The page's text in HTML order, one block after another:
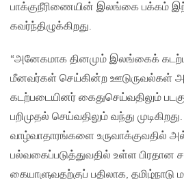
பாக்குநீரிணையின் இலங்கை பக்கம்
கவர்ந்திழுக்கிறது.
“அனேகமாக தினமும் இலங்கைக்
மீனவர்கள் செய்கின்ற
கடற்படையினர் கைதுசெய்வதிலும்
பறிமுதல் செய்வதிலும் வந்து
வாழ்வாதாரங்களை உருவாக்குவதில்
பல்வகைப்படுத்துவதில் உள்ள பிரதான
கையாளுவதற்குப் பதிலாக, தமிழ்நாடு